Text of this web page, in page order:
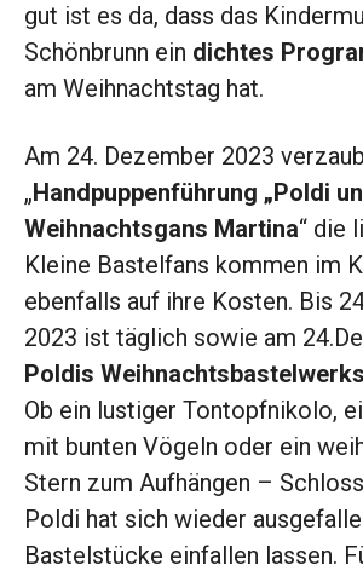
gut ist es da, dass das
Schönbrunn ein dichtes
am Weihnachtstag hat.
Am 24. Dezember 2023
„Handpuppenführung „Poldi
Weihnachtsgans Martina“ die
Kleine Bastelfans kommen im
ebenfalls auf ihre Kosten. Bis
2023 ist täglich sowie am
Poldis
Ob ein lustiger Tontopfnikolo,
mit bunten Vögeln oder ein
Stern zum Aufhängen –
Poldi hat sich wieder
Bastelstücke einfallen lassen.